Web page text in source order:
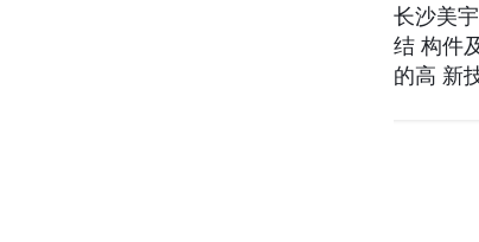
长沙美
结 构件
的高 新